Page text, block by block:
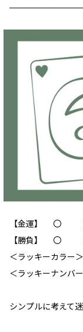
【金運】 〇
【勝負】 〇
＜ラッキーカラー
＜ラッキーナンバ
シンプルに考えて